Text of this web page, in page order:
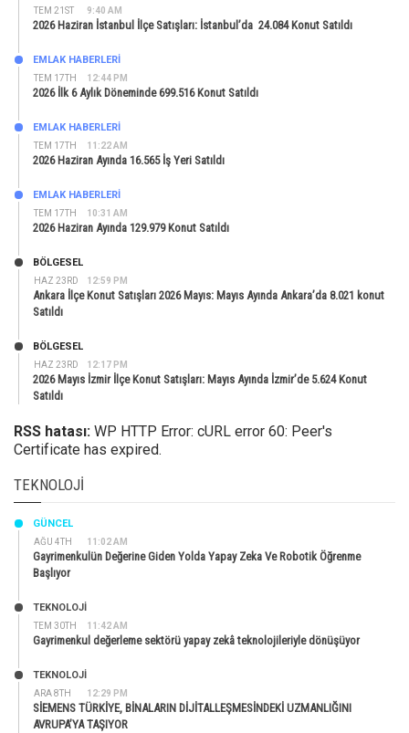
TEM 21ST 9:40 AM
2026 Haziran İstanbul İlçe Satışları: İstanbul’da 24.084 Konut Satıldı
TEM 17TH 12:44 PM
EMLAK HABERLERI
2026 İlk 6 Aylık Döneminde 699.516 Konut Satıldı
TEM 17TH 11:22 AM
EMLAK HABERLERI
2026 Haziran Ayında 16.565 İş Yeri Satıldı
TEM 17TH 10:31 AM
EMLAK HABERLERI
2026 Haziran Ayında 129.979 Konut Satıldı
HAZ 23RD 12:59 PM
BÖLGESEL
Ankara İlçe Konut Satışları 2026 Mayıs: Mayıs Ayında Ankara’da 8.021 konut
Satıldı
HAZ 23RD 12:17 PM
BÖLGESEL
2026 Mayıs İzmir İlçe Konut Satışları: Mayıs Ayında İzmir’de 5.624 Konut
Satıldı
RSS hatası: WP HTTP Error: cURL error 60: Peer's
Certificate has expired.
TEKNOLOJI
AĞU 4TH 11:02 AM
GÜNCEL
Gayrimenkulün Değerine Giden Yolda Yapay Zeka Ve Robotik Öğrenme
Başlıyor
TEM 30TH 11:42 AM
TEKNOLOJİ
Gayrimenkul değerleme sektörü yapay zekâ teknolojileriyle dönüşüyor
ARA 8TH 12:29 PM
TEKNOLOJİ
SİEMENS TÜRKİYE, BİNALARIN DİJİTALLEŞMESİNDEKİ UZMANLIĞINI
AVRUPA’YA TAŞIYOR